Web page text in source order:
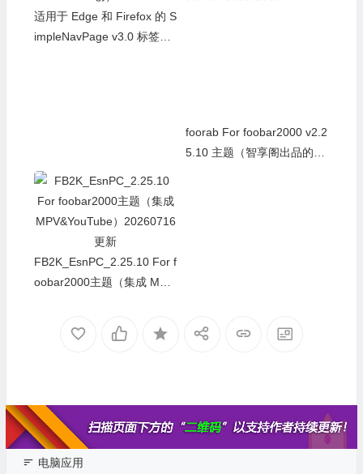
适用于 Edge 和 Firefox 的 S
foorab For foobar2000 v2.2
5.10 主题（智享阁出品的另
一款主题，64位已更新发
布）20260716更新
游戏 God of War
战神4